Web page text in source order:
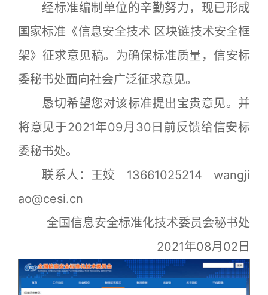
经标准编制单位的辛勤努力，现已形成
国家标准《信息安全技术 区块链技术安全框
架》征求意见稿。为确保标准质量，信安标
委秘书处面向社会广泛征求意见。
恳切希望您对该标准提出宝贵意见。并
将意见于2021年09月30日前反馈给信安标
委秘书处。
联系人：王姣 13661025214 wangji
ao@cesi.cn
全国信息安全标准化技术委员会秘书处
2021年08月02日